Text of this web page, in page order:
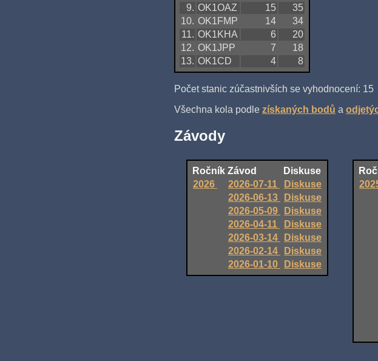
9. OK1OAZ 15
35
10. OK1FMP 14
34
11. OK1KHA 6
20
12. OK1JPP 7
18
13. OK1CD 4 8
Počet stanic zúčastnivších se vyhodnocení: 15
Všechna kola podle získaných bodů a
Závody
Ročník Závod
Diskuse
2026
2026-07-11
Diskuse
2026-06-13
Diskuse
2026-05-09
Diskuse
2026-04-11
Diskuse
2026-03-14
Diskuse
2026-02-14
Diskuse
2026-01-10
Diskuse